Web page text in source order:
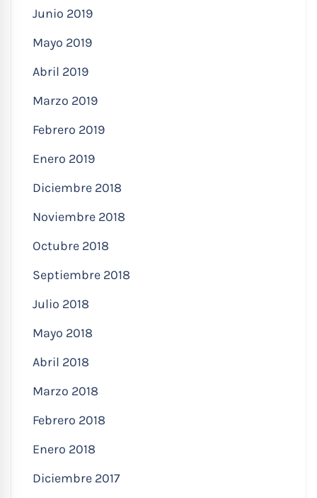
Junio 2019
Mayo 2019
Abril 2019
Marzo 2019
Febrero 2019
Enero 2019
Diciembre 2018
Noviembre 2018
Octubre 2018
Septiembre 2018
Julio 2018
Mayo 2018
Abril 2018
Marzo 2018
Febrero 2018
Enero 2018
Diciembre 2017